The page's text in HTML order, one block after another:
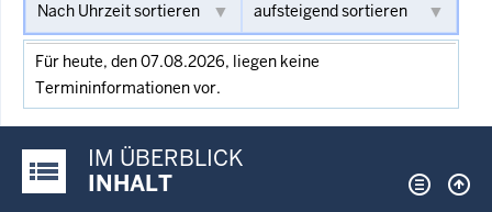
Für heute, den 07.08.2026, liegen keine
Termininformationen vor.
Justiz-Portal im Überblick:
IM ÜBERBLICK
INHALT